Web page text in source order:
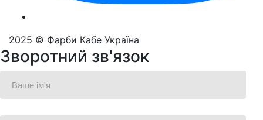
2025 © Фарби Кабе Україна
Зворотний зв'язок